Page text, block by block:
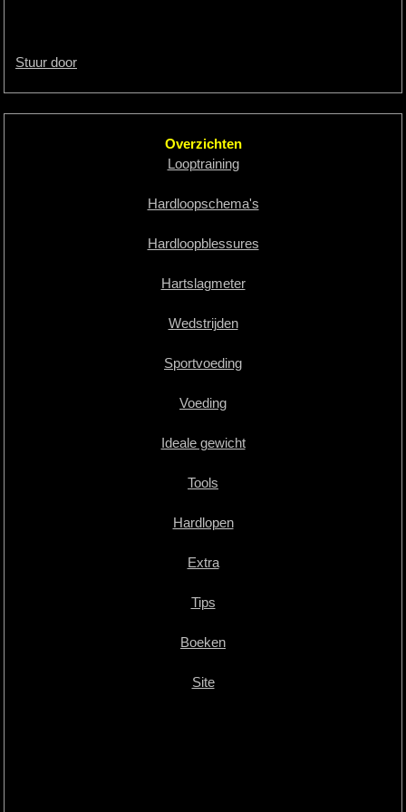
Stuur door
Overzichten
Looptraining
Hardloopschema's
Hardloopblessures
Hartslagmeter
Wedstrijden
Sportvoeding
Voeding
Ideale gewicht
Tools
Hardlopen
Extra
Tips
Boeken
Site